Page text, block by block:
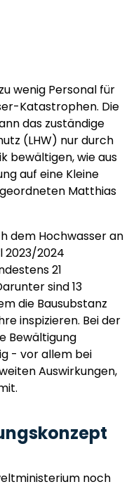
wenig Personal für
Katastrophen. Die
das zuständige
(LHW) nur durch
bewältigen, wie aus
auf eine Kleine
Matthias
dem Hochwasser an
2023/2024
21
sind 13
die Bausubstanz
inspizieren. Bei der
Bewältigung
- vor allem bei
Auswirkungen,
noch